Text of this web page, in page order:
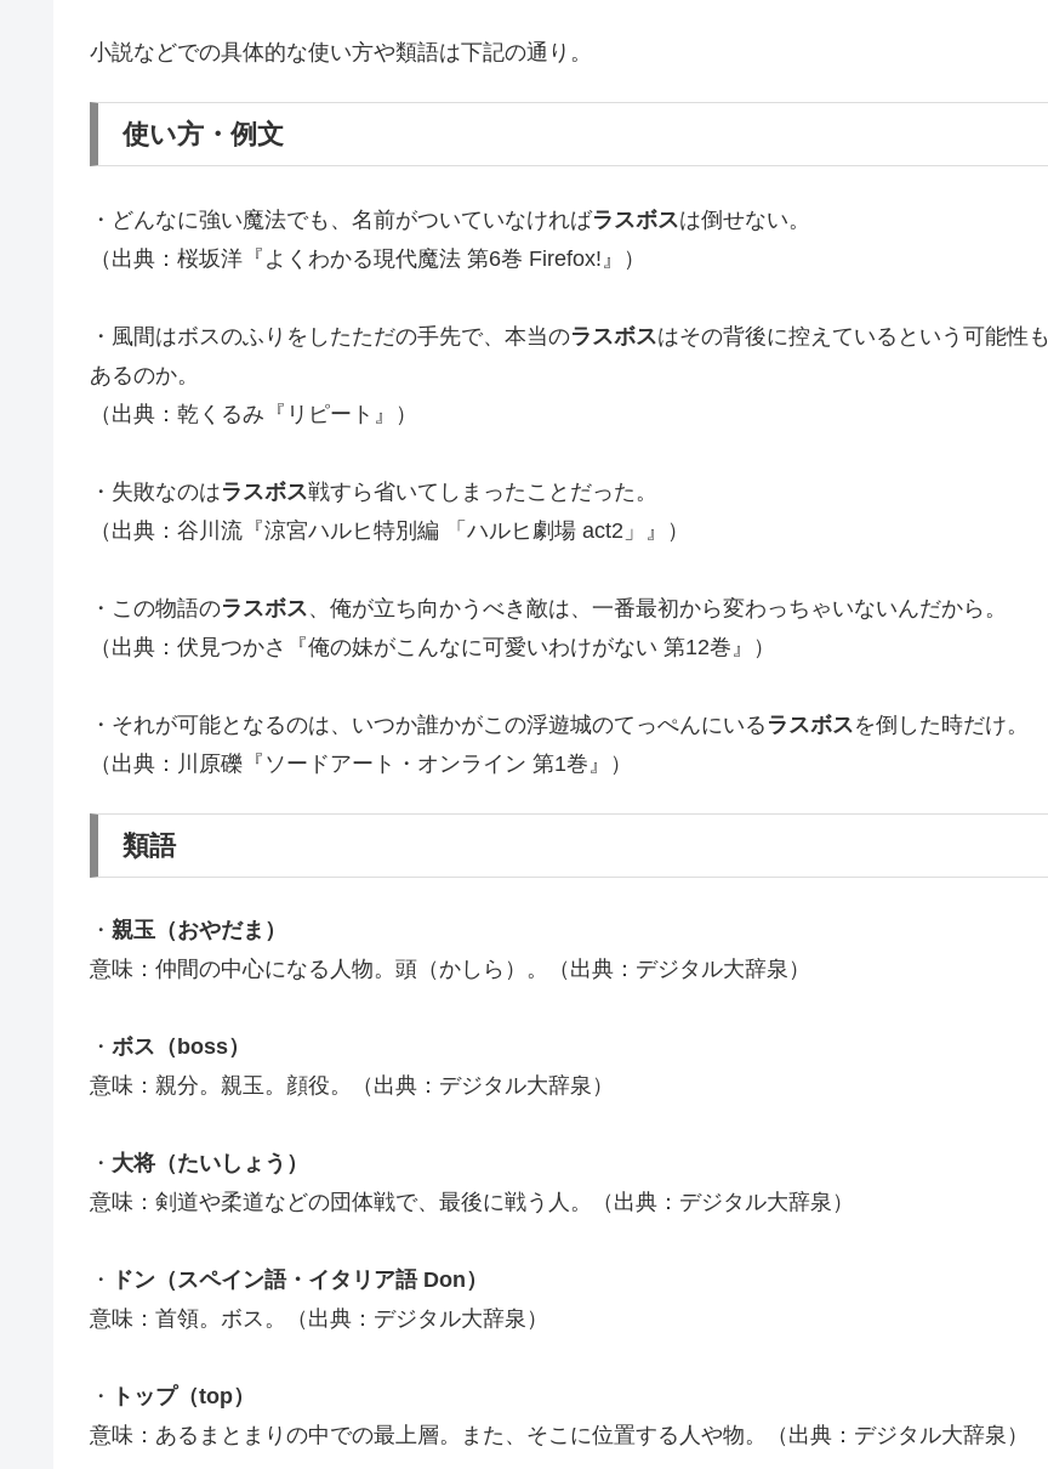
小説などでの具体的な使い方や類語は下記の通り。
使い方・例文
・どんなに強い魔法でも、名前がついていなければラスボスは倒せない。
（出典：桜坂洋『よくわかる現代魔法 第6巻 Firefox!』）
・風間はボスのふりをしたただの手先で、本当のラスボスはその背後に控えているという可能性も
あるのか。
（出典：乾くるみ『リピート』）
・失敗なのはラスボス戦すら省いてしまったことだった。
（出典：谷川流『涼宮ハルヒ特別編 「ハルヒ劇場 act2」』）
・この物語のラスボス、俺が立ち向かうべき敵は、一番最初から変わっちゃいないんだから。
（出典：伏見つかさ『俺の妹がこんなに可愛いわけがない 第12巻』）
・それが可能となるのは、いつか誰かがこの浮遊城のてっぺんにいる ラスボスを倒した時だけ。
（出典：川原礫『ソードアート・オンライン 第1巻』）
類語
・ 親玉（おやだま）
意味：仲間の中心になる人物。頭（かしら）。（出典：デジタル大辞泉）
・ ボス（boss）
意味：親分。親玉。顔役。（出典：デジタル大辞泉）
・ 大将（たいしょう）
意味：剣道や柔道などの団体戦で、最後に戦う人。（出典：デジタル大辞泉）
・
ドン（スペイン語・イタリア語 Don）
意味：首領。ボス。（出典：デジタル大辞泉）
・
トップ（top）
意味：あるまとまりの中での最上層。また、そこに位置する人や物。（出典：デジタル大辞泉）